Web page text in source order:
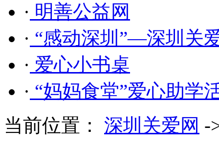
· 明善公益网
· “感动深圳”—深圳关
· 爱心小书桌
· “妈妈食堂”爱心助学
当前位置： 深圳关爱网 -